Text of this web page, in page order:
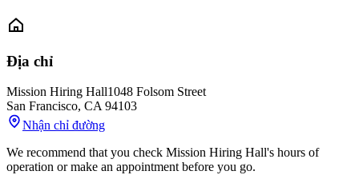
Địa chỉ
Mission Hiring Hall1048 Folsom Street
San Francisco, CA 94103
Nhận chỉ đường
We recommend that you check Mission Hiring Hall's hours of
operation or make an appointment before you go.